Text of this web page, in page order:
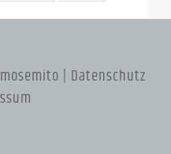
| Datenschutz